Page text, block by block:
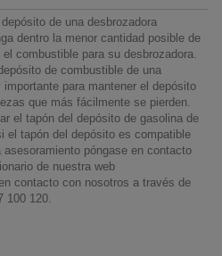
de una desbrozadora
dentro la menor cantidad posible de
combustible para su desbrozadora.
de combustible de una
para mantener el depósito
que más fácilmente se pierden.
el tapón del depósito de gasolina de
el tapón del depósito es compatible
póngase en contacto
de nuestra web
contacto con nosotros a través de
100 120.